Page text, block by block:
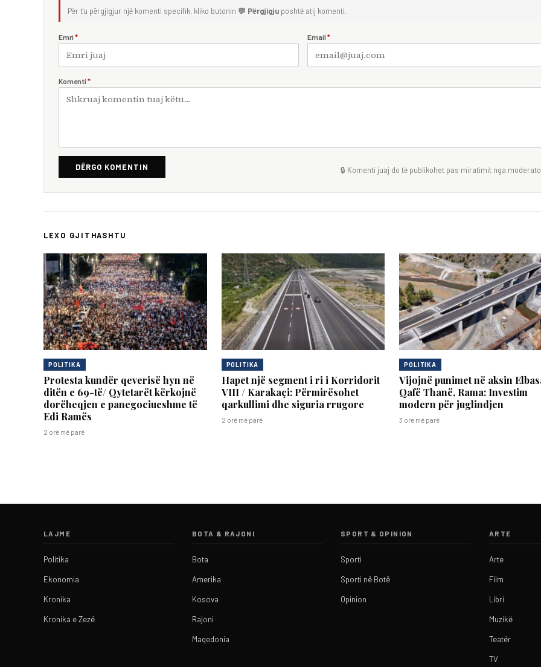
Për t'u përgjigjur një komenti specifik, kliko butonin 💬 Përgjigju poshtë atij komenti.
Emri * Email *
Komenti *
DËRGO KOMENTIN 🔒 Komenti juaj do të publikohet pas miratimit nga
LEXO GJITHASHTU
POLITIKA
Protesta kundër qeverisë hyn në
ditën e 69-të/ Qytetarët kërkojnë
dorëheqjen e panegociueshme të
Edi Ramës
2 orë më parë
POLITIKA
Hapet një segment i ri i Korridorit
VIII / Karakaçi: Përmirësohet
qarkullimi dhe siguria rrugore
2 orë më parë
POLITIKA
Vijojnë punimet në aksin
Qafë Thanë, Rama: Investim
modern për juglindjen
3 orë më parë
LAJME
Politika
Ekonomia
Kronika
Kronika e Zezë
BOTA & RAJONI
Bota
Amerika
Kosova
Rajoni
Maqedonia
SPORT & OPINION
Sporti
Sporti në Botë
Opinion
ARTE
Arte
Film
Libri
Muzikë
Teatër
TV